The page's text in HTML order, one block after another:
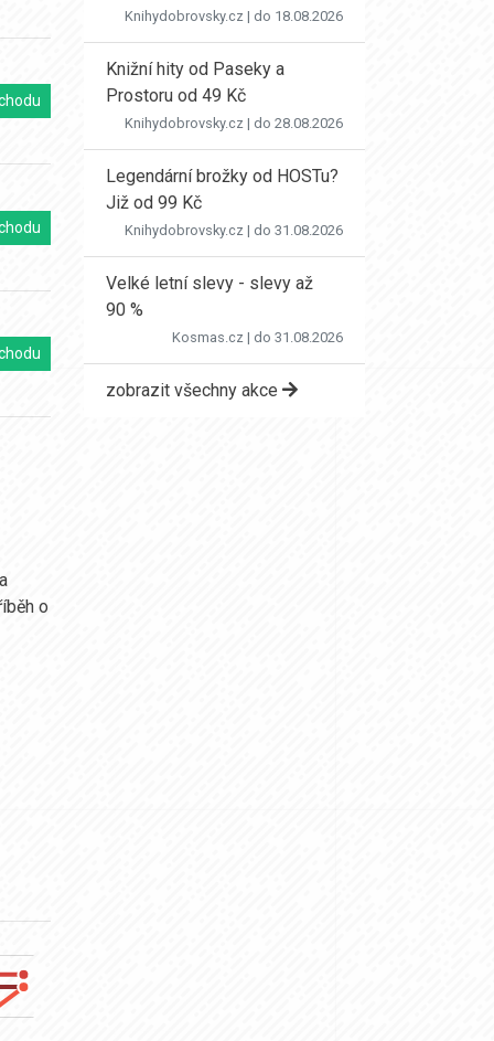
o
Knihydobrovsky.cz | do 18.08.2026
Knižní hity od Paseky a
Prostoru od 49 Kč
Knihydobrovsky.cz | do 28.08.2026
Legendární brožky od HOSTu?
Již od 99 Kč
Knihydobrovsky.cz | do 31.08.2026
Velké letní slevy - slevy až
90 %
Kosmas.cz | do 31.08.2026
zobrazit všechny akce